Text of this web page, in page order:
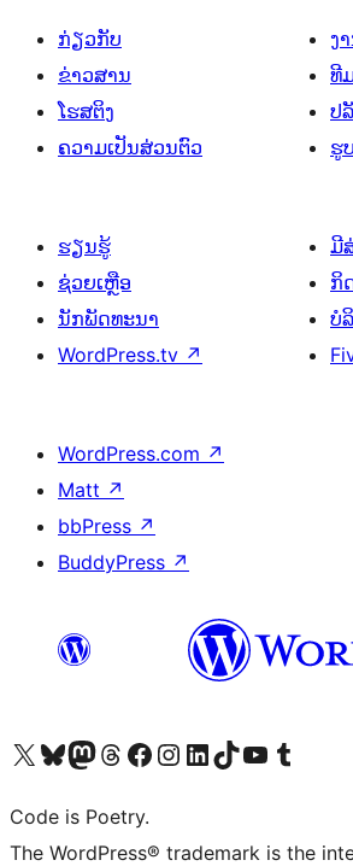
ກ່ຽວກັບ
ຂ່າວສານ
ໂຮສຕິງ
ຄວາມເປັນສ່ວນຕົວ
ງ
ທີ
ປ
ຮູ
ຮຽນຮູ້
ຊ່ວຍເຫຼືອ
ນັກພັດທະນາ
WordPress.tv ↗
ມີ
ກິ
ບໍ
WordPress.com ↗
Matt ↗
bbPress ↗
BuddyPress ↗
ຢ້ຽມຊົມບັນຊີ X (ຊື່ເກົ່າ Twitter) ຂອງພວກເຮົາຢ້ຽມຊົມບັນຊີ Bluesky ຂອງພວກເຮົາຢ້ຽມຊົມບັນຊີ Mastodon ຂອງພວກເຮົາຢ້ຽມຊົມບັນຊີ Threads ຂອງພວກເຮົາຢ້ຽມຊົມໜ້າ Facebook ຂອງພວກເຮົາຢ້ຽມຊົມບັນຊີ Instagram ຂອງພວກເຮົາຢ້ຽມຊົມບັນຊີ LinkedIn ຂອງພວກເຮົາຢ້ຽມຊົມບັນຊີ TikTok ຂອງພວກເຮົາຢ້ຽມຊົມຊ່ອງ YouTube ຂອງພວກເຮົາຢ້ຽມຊົມບັນຊີ Tumblr ຂອງພວກເຮົາ
Code is Poetry.
The WordPress® trademark is the